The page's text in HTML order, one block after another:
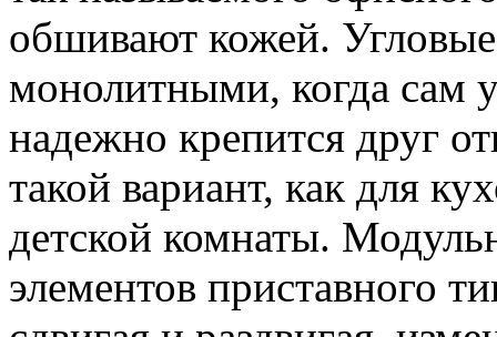
обшивают кожей.
монолитными, когда сам
надежно крепится друг
такой вариант, как для
детской комнаты.
элементов приставного